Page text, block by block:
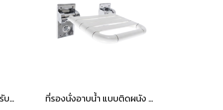
เก้าอี้นั่งอาบน้ำ มีพนักพิง ปรับระดับความสูงได้ รุ่น BH-023 ที่รองนั่งอาบน้ำ แบบติดผนัง สแตนเลสหุ้มพลาสติก สีขาว พับขึ้น-ลงได้ รุ่น BH-007